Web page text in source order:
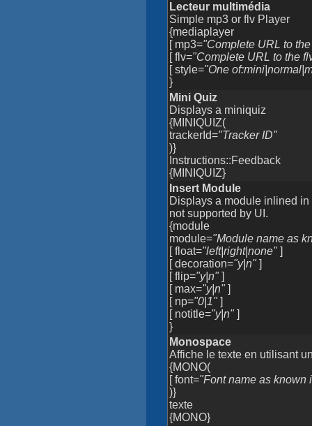
Lecteur multimédia
Simple mp3 or flv Player
{mediaplayer
[ mp3="Complete URL to
[ flv="Complete URL to the
[ style="One
}
Mini Quiz
Displays a miniquiz
{MINIQUIZ(
trackerId="Tracker ID"
)}
Instructions::Feedback
{MINIQUIZ}
Insert Module
Displays a module inlined
not supported by UI.
{module
module="Module name as
[ float="left|right|none"]
[ decoration="y|n"]
[ flip="y|n"]
[ max="y|n"]
[ np="0|1"]
[ notitle="y|n"]
}
Monospace
Affiche le texte en utilisant
{MONO(
[ font="Font name as known
)}
texte
{MONO}